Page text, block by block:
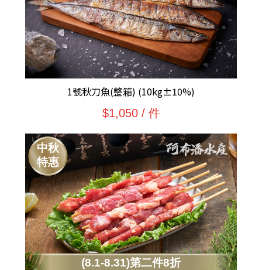
1號秋刀魚(整箱) (10kg±10%)
$1,050 / 件
(8.1-8.31)第二件8折
中秋
特惠